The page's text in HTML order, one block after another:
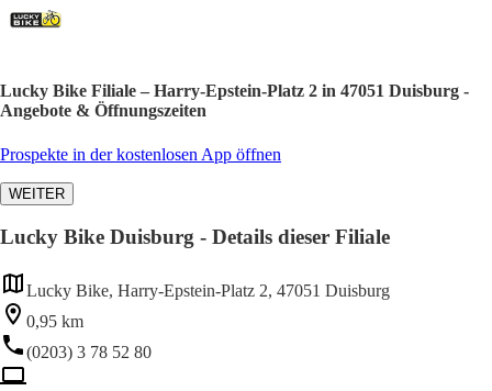
Lucky Bike Filiale – Harry-Epstein-Platz 2 in 47051 Duisburg -
Angebote & Öffnungszeiten
Prospekte in der kostenlosen App öffnen
WEITER
Lucky Bike Duisburg - Details dieser Filiale
Lucky Bike, Harry-Epstein-Platz 2, 47051 Duisburg
0,95 km
(0203) 3 78 52 80